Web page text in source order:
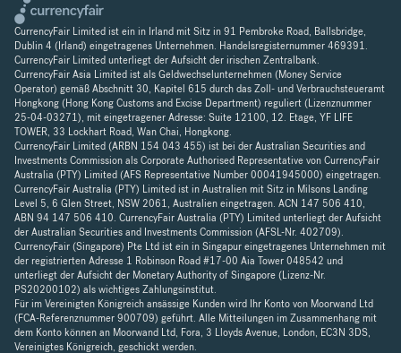
CurrencyFair Limited ist ein in Irland mit Sitz in 91 Pembroke Road, Ballsbridge,
Dublin 4 (Irland) eingetragenes Unternehmen. Handelsregisternummer 469391.
CurrencyFair Limited unterliegt der Aufsicht der irischen Zentralbank.
CurrencyFair Asia Limited ist als Geldwechselunternehmen (Money Service
Operator) gemäß Abschnitt 30, Kapitel 615 durch das Zoll- und Verbrauchsteueramt
Hongkong (Hong Kong Customs and Excise Department) reguliert (Lizenznummer
25-04-03271), mit eingetragener Adresse: Suite 12100, 12. Etage, YF LIFE
TOWER, 33 Lockhart Road, Wan Chai, Hongkong.
CurrencyFair Limited (ARBN 154 043 455) ist bei der Australian Securities and
Investments Commission als Corporate Authorised Representative von CurrencyFair
Australia (PTY) Limited (AFS Representative Number 00041945000) eingetragen.
CurrencyFair Australia (PTY) Limited ist in Australien mit Sitz in Milsons Landing
Level 5, 6 Glen Street, NSW 2061, Australien eingetragen. ACN 147 506 410,
ABN 94 147 506 410. CurrencyFair Australia (PTY) Limited unterliegt der Aufsicht
der Australian Securities and Investments Commission (AFSL-Nr. 402709).
CurrencyFair (Singapore) Pte Ltd ist ein in Singapur eingetragenes Unternehmen mit
der registrierten Adresse 1 Robinson Road #17-00 Aia Tower 048542 und
unterliegt der Aufsicht der Monetary Authority of Singapore (Lizenz-Nr.
PS20200102) als wichtiges Zahlungsinstitut.
Für im Vereinigten Königreich ansässige Kunden wird Ihr Konto von Moorwand Ltd
(FCA-Referenznummer 900709) geführt. Alle Mitteilungen im Zusammenhang mit
dem Konto können an Moorwand Ltd, Fora, 3 Lloyds Avenue, London, EC3N 3DS,
Vereinigtes Königreich, geschickt werden.